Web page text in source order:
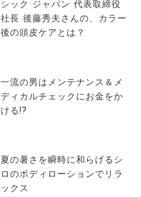
シック ジャパン 代表取締役
社長 後藤秀夫さんの、カラー
後の頭皮ケアとは？
一流の男はメンテナンス＆メ
ディカルチェックにお金をか
ける!?
夏の暑さを瞬時に和らげるシ
ロのボディローションでリラ
ックス